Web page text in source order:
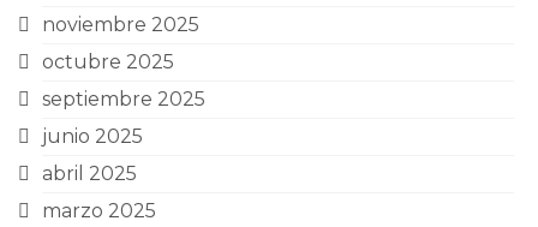
noviembre 2025
octubre 2025
septiembre 2025
junio 2025
abril 2025
marzo 2025